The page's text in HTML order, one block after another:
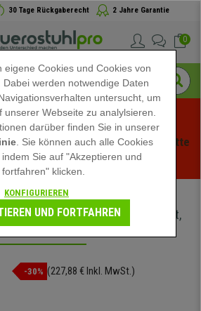
30 Tage Rückgaberecht 2 Jahre Garantie
0
bei buerstuhlpro! Exklusive Rabatte
Zeit - Aktion ansehen -
MAMBO, bequem gepolstert,
Samtbezug, Farbe Braun
-30% (227,88 € Inkl. MwSt.)
eigene Cookies und Cookies von
Dabei werden notwendige Daten
untersucht, um
unserer Webseite zu analylsieren.
darüber finden Sie in unserer
. Sie können auch alle Cookies
Sie auf "Akzeptieren und
fortfahren" klicken.
KONFIGURIEREN
UND FORTFAHREN